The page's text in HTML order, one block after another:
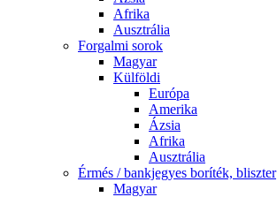
Afrika
Ausztrália
Forgalmi sorok
Magyar
Külföldi
Európa
Amerika
Ázsia
Afrika
Ausztrália
Érmés / bankjegyes boríték, bliszter
Magyar